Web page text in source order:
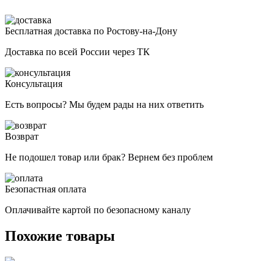
Бесплатная доставка по Ростову-на-Дону
Доставка по всей России через ТК
Консультация
Есть вопросы? Мы будем рады на них ответить
Возврат
Не подошел товар или брак? Вернем без проблем
Безопастная оплата
Оплачивайте картой по безопасному каналу
Похожие товары